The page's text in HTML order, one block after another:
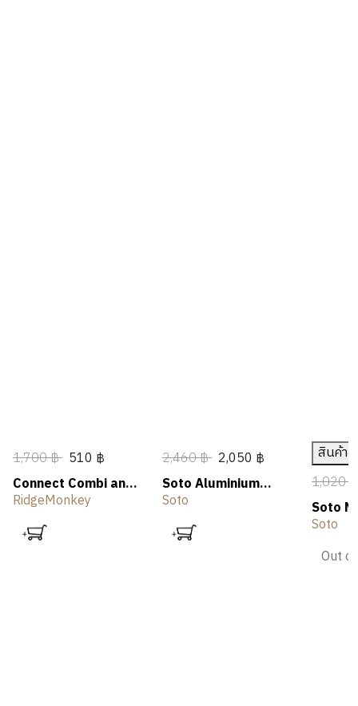
1,700 ฿ 510 ฿
Connect Combi and
Steamer Set
RidgeMonkey
2,460 ฿ 2,050 ฿
Soto Aluminium
Griddle
Soto
สินค้า
1,020
Soto
Soto
Out